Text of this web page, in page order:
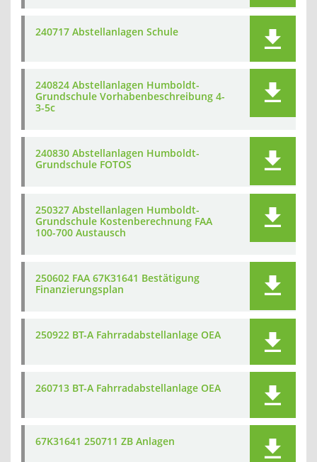
240717 Abstellanlagen Schule
240824 Abstellanlagen Humboldt-
Grundschule Vorhabenbeschreibung 4-
3-5c
240830 Abstellanlagen Humboldt-
Grundschule FOTOS
250327 Abstellanlagen Humboldt-
Grundschule Kostenberechnung FAA
100-700 Austausch
250602 FAA 67K31641 Bestätigung
Finanzierungsplan
250922 BT-A Fahrradabstellanlage OEA
260713 BT-A Fahrradabstellanlage OEA
67K31641 250711 ZB Anlagen